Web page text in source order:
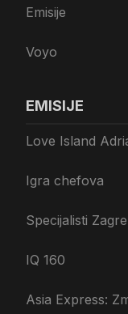
Emisije
Voyo
EMISIJE
Love Island
Igra chefova
Specijalisti
IQ 160
Asia Express: